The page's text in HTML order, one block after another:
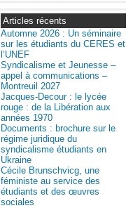
Articles récents
Automne 2026 : Un séminaire
sur les étudiants du CERES et
l’UNEF
Syndicalisme et Jeunesse –
appel à communications –
Montreuil 2027
Jacques-Decour : le lycée
rouge : de la Libération aux
années 1970
Documents : brochure sur le
régime juridique du
syndicalisme étudiants en
Ukraine
Cécile Brunschvicg, une
féministe au service des
étudiants et des œuvres
sociales